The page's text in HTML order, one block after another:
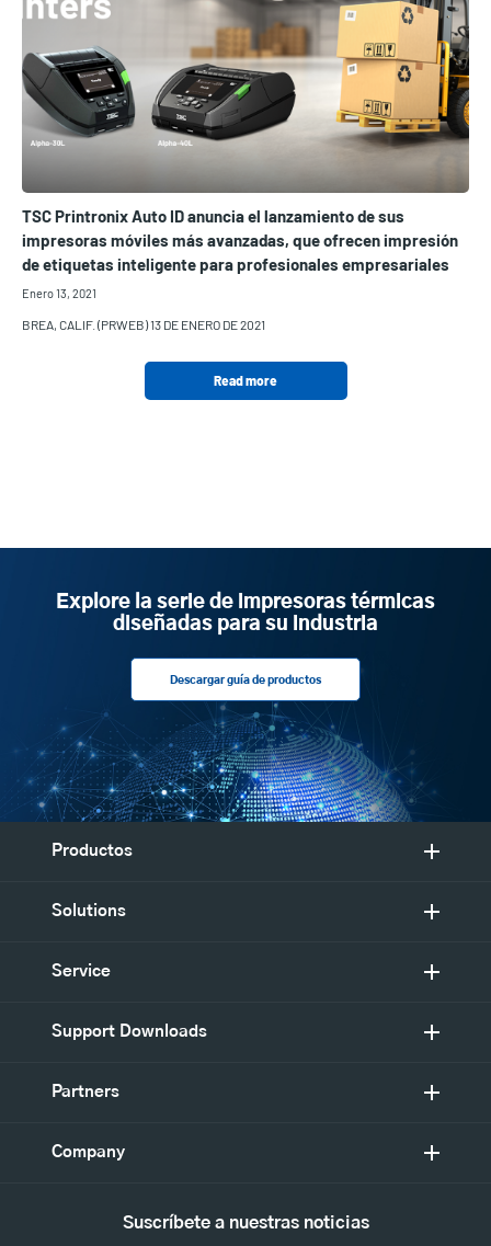
TSC Printronix Auto ID anuncia el lanzamiento de sus
impresoras móviles más avanzadas, que ofrecen impresión
de etiquetas inteligente para profesionales empresariales
Enero 13, 2021
BREA, CALIF. (PRWEB) 13 DE ENERO DE 2021
Read more
Explore la serie de impresoras térmicas
diseñadas para su industria
Descargar guía de productos
Productos
Solutions
Service
Support Downloads
Partners
Company
Suscríbete a nuestras noticias